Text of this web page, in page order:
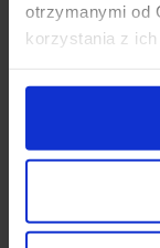
otrzymanymi od
korzystania z ich
Szczegóły